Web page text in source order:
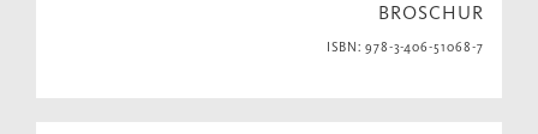
BROSCHUR
ISBN: 978-3-406-51068-7